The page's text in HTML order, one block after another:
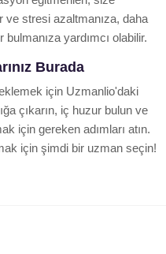
ve stresi azaltmanıza, daha
yardımcı olabilir.
Burada
için Uzmanlio'daki
çıkarın, iç huzur bulun ve
için gereken adımları atın.
için şimdi bir uzman seçin!